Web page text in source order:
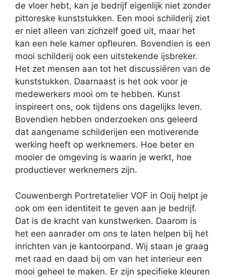
de vloer hebt, kan je bedrijf eigenlijk niet zonder
pittoreske kunststukken. Een mooi schilderij ziet
er niet alleen van zichzelf goed uit, maar het
kan een hele kamer opfleuren. Bovendien is een
mooi schilderij ook een uitstekende ijsbreker.
Het zet mensen aan tot het discussiëren van de
kunststukken. Daarnaast is het ook voor je
medewerkers mooi om te hebben. Kunst
inspireert ons, ook tijdens ons dagelijks leven.
Bovendien hebben onderzoeken ons geleerd
dat aangename schilderijen een motiverende
werking heeft op werknemers. Hoe beter en
mooier de omgeving is waarin je werkt, hoe
productiever werknemers zijn.
Couwenbergh Portretatelier VOF in Ooij helpt je
ook om een identiteit te geven aan je bedrijf.
Dat is de kracht van kunstwerken. Daarom is
het een aanrader om ons te laten helpen bij het
inrichten van je kantoorpand. Wij staan je graag
met raad en daad bij om van het interieur een
mooi geheel te maken. Er zijn specifieke kleuren